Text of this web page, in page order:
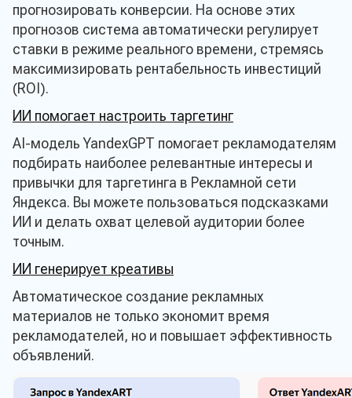
прогнозировать конверсии. На основе этих
прогнозов система автоматически регулирует
ставки в режиме реального времени, стремясь
максимизировать рентабельность инвестиций
(ROI).
ИИ помогает настроить таргетинг
AI-модель YandexGPT помогает рекламодателям
подбирать наиболее релевантные интересы и
привычки для таргетинга в Рекламной сети
Яндекса. Вы можете пользоваться подсказками
ИИ и делать охват целевой аудитории более
точным.
ИИ генерирует креативы
Автоматическое создание рекламных
материалов не только экономит время
рекламодателей, но и повышает эффективность
объявлений.